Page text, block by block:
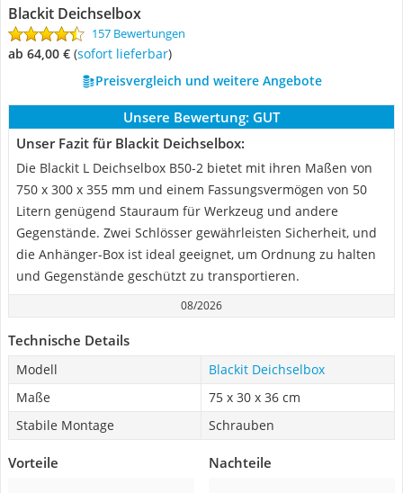
Blackit Deichselbox
157 Bewertungen
ab 64,00 € ( Sofort lieferbar)
Preisvergleich und weitere Angebote
Unsere Bewertung: GUT
Unser Fazit für Blackit Deichselbox:
Die Blackit L Deichselbox B50-2 bietet mit ihren Maßen von
750 x 300 x 355 mm und einem Fassungsvermögen von 50
Litern genügend Stauraum für Werkzeug und andere
Gegenstände. Zwei Schlösser gewährleisten Sicherheit, und
die Anhänger-Box ist ideal geeignet, um Ordnung zu halten
und Gegenstände geschützt zu transportieren.
08/2026
Technische Details
Modell
Blackit Deichselbox
Maße
75 x 30 x 36 cm
Stabile Montage
Schrauben
Vorteile Nachteile